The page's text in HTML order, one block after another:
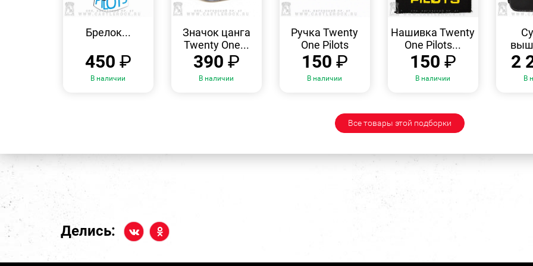
Брелок...
450 ₽
В наличии
Значок цанга
Twenty One...
390 ₽
В наличии
ПРОСМОТР
Ручка Twenty
One Pilots
150 ₽
В наличии
ПРОСМОТР
Нашивка Twenty
One Pilots...
150 ₽
В наличии
2
В
Все товары этой подборки
Делись: